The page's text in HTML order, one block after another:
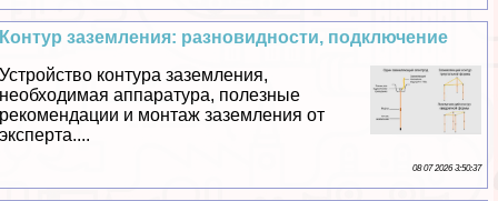
Контур заземления: разновидности, подключение
Устройство контура заземления,
необходимая аппаратура, полезные
рекомендации и монтаж заземления от
эксперта....
08 07 2026 3:50:37